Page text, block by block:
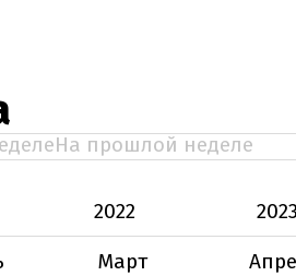
На прошлой неделе
2022 2023
Март